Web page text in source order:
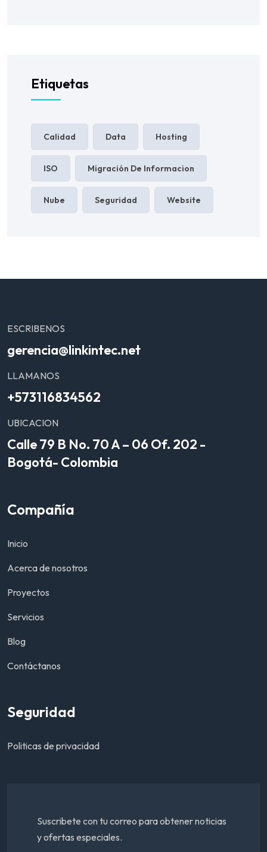
Etiquetas
Calidad Data Hosting
ISO Migración De Informacion
Nube Seguridad Website
ESCRIBENOS
gerencia@linkintec.net
LLAMANOS
+573116834562
UBICACION
Calle 79 B No. 70 A – 06 Of. 202 -
Bogotá- Colombia
Compañía
Inicio
Acerca de nosotros
Proyectos
Servicios
Blog
Contáctanos
Seguridad
Politicas de privacidad
Suscribete con tu correo para obtener noticias
y ofertas especiales.